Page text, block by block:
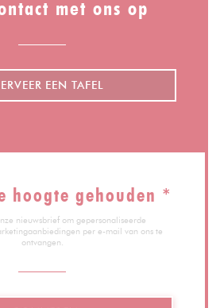
met ons op
EEN TAFEL
hoogte gehouden *
nieuwsbrief om gepersonaliseerde
per e-mail van ons te
ontvangen.